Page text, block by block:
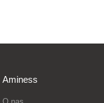
Aminess